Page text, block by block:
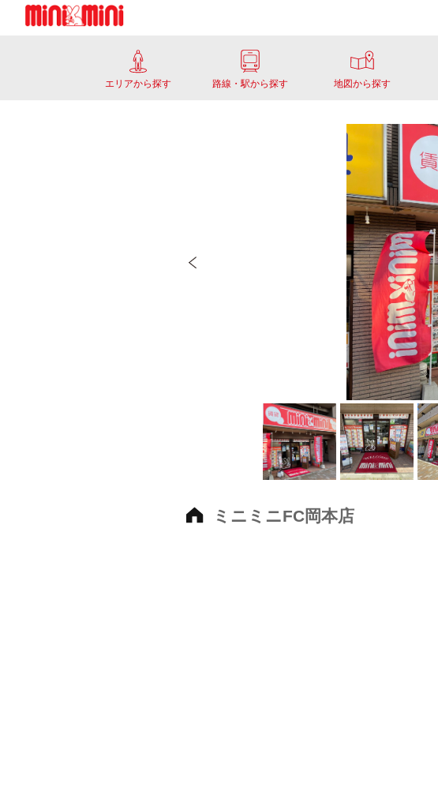
エリアから探す 路線・駅から探す 地図から探す
ミニミニFC岡本店